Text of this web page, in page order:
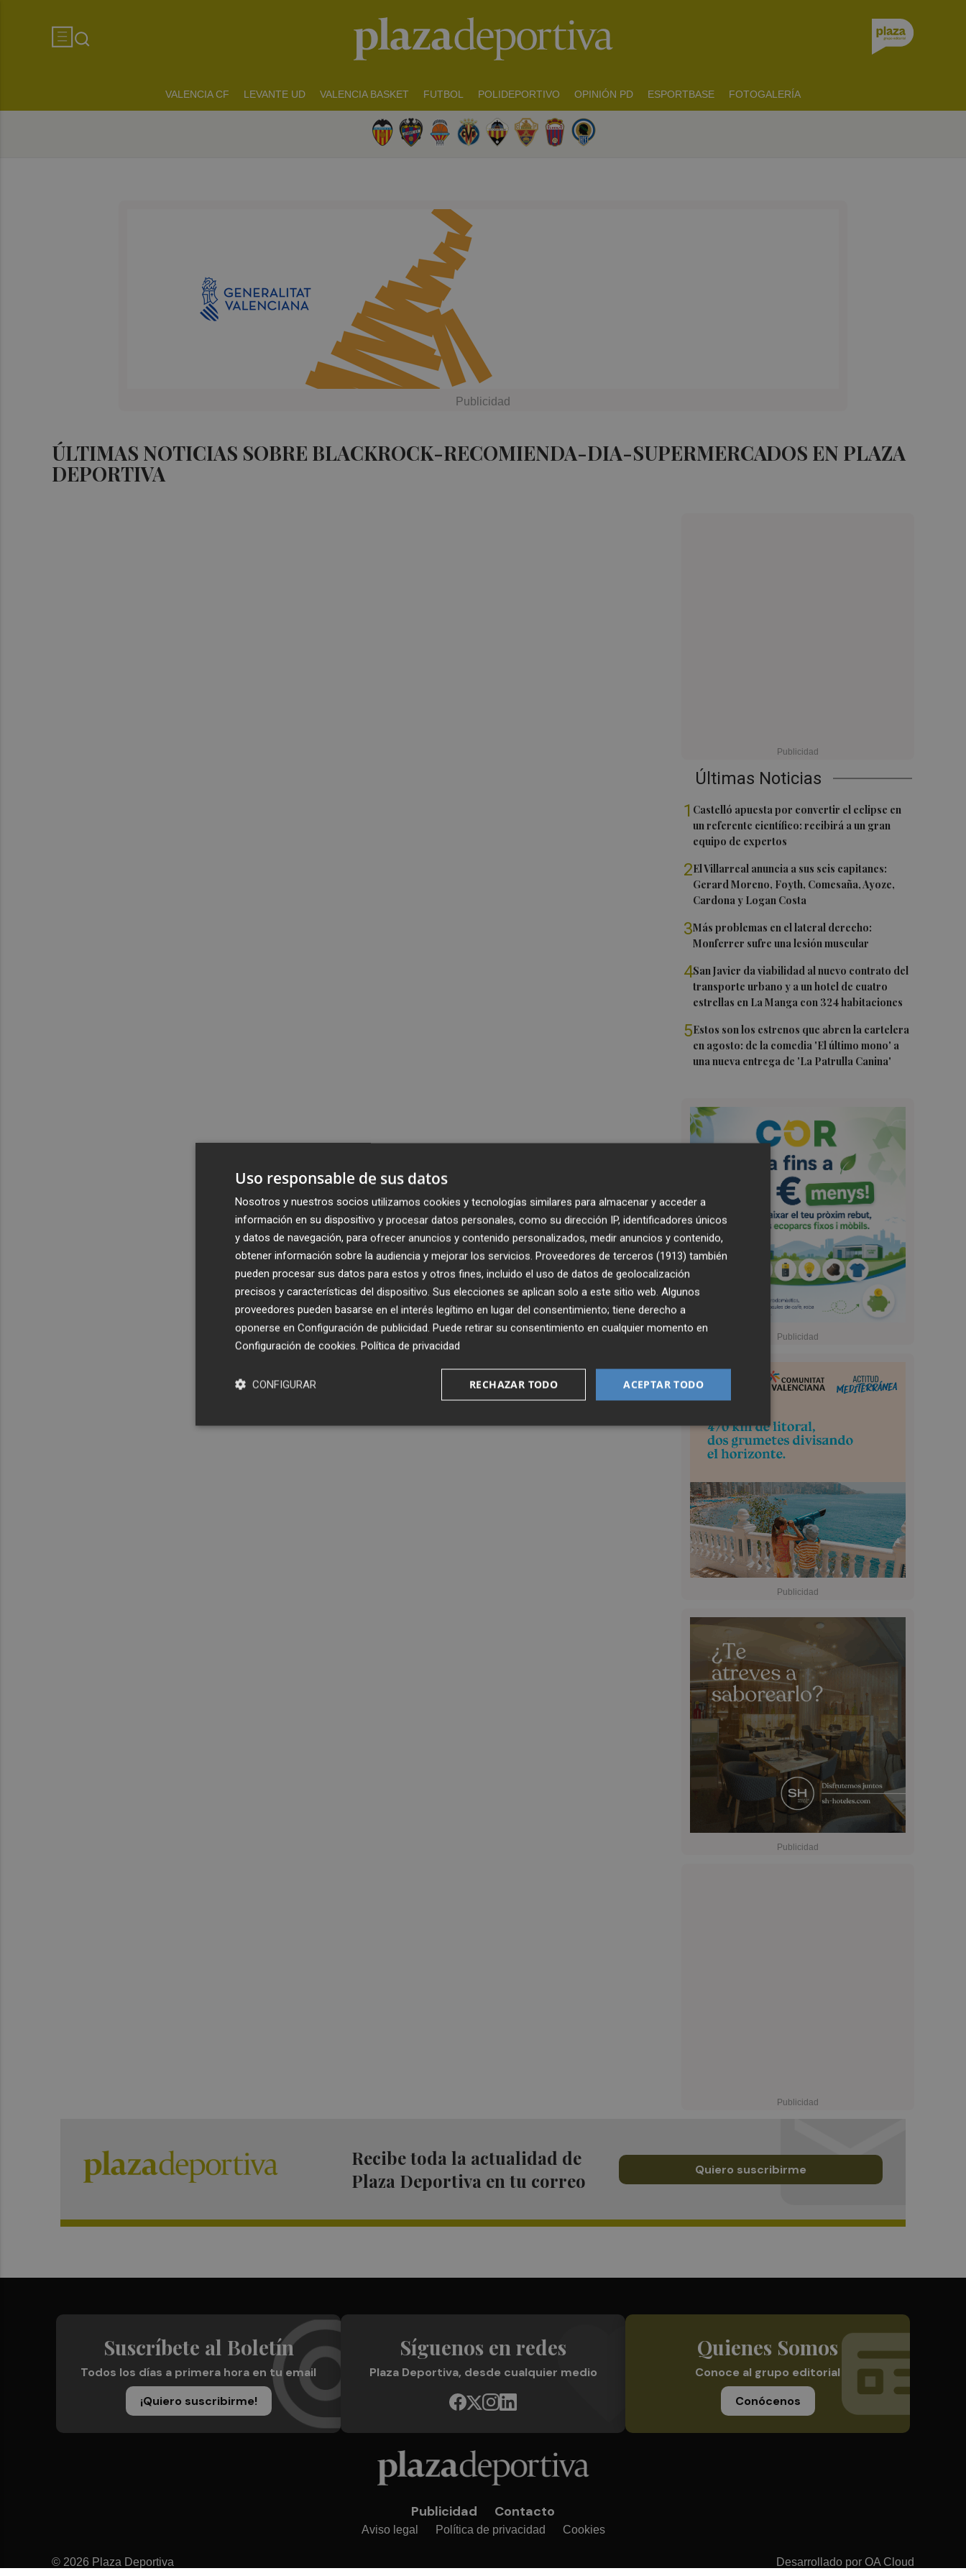
VALENCIA CF LEVANTE UD VALENCIA BASKET FUTBOL POLIDEPORTIVO OPINIÓN PD ESPORTBASE FOTOGALERÍA
ÚLTIMAS NOTICIAS SOBRE BLACKROCK-RECOMIENDA-DIA-SUPERMERCADOS EN PLAZA
DEPORTIVA
Últimas Noticias
1 Castelló apuesta por convertir el eclipse en
un referente científico: recibirá a un gran
equipo de expertos
2El Villarreal anuncia a sus seis capitanes:
Gerard Moreno, Foyth, Comesaña, Ayoze,
Cardona y Logan Costa
3Más problemas en el lateral derecho:
Monferrer sufre una lesión muscular
4San Javier da viabilidad al nuevo contrato del
transporte urbano y a un hotel de cuatro
estrellas en La Manga con 324 habitaciones
5Estos son los estrenos que abren la cartelera
en agosto: de la comedia 'El último mono' a
una nueva entrega de 'La Patrulla Canina'
Recibe toda la actualidad de
Plaza Deportiva en tu correo
Quiero suscribirme
Suscríbete al Boletín
Todos los días a primera hora en tu email
¡Quiero suscribirme!
Síguenos en redes
Plaza Deportiva, desde cualquier medio
Quienes Somos
Conoce al grupo editorial
Conócenos
Publicidad Contacto
Aviso legal Política de privacidad Cookies
© 2026 Plaza Deportiva Desarrollado por OA Cloud
Uso responsable de sus datos
Nosotros y nuestros socios utilizamos cookies y tecnologías similares para almacenar y acceder a
información en su dispositivo y procesar datos personales, como su dirección IP, identificadores únicos
y datos de navegación, para ofrecer anuncios y contenido personalizados, medir anuncios y contenido,
obtener información sobre la audiencia y mejorar los servicios. Proveedores de terceros (1913) también
pueden procesar sus datos para estos y otros fines, incluido el uso de datos de geolocalización
precisos y características del dispositivo. Sus elecciones se aplican solo a este sitio web. Algunos
proveedores pueden basarse en el interés legítimo en lugar del consentimiento; tiene derecho a
oponerse en Configuración de publicidad. Puede retirar su consentimiento en cualquier momento en
Configuración de cookies. Política de privacidad
ACEPTAR TODO
RECHAZAR TODO
CONFIGURAR